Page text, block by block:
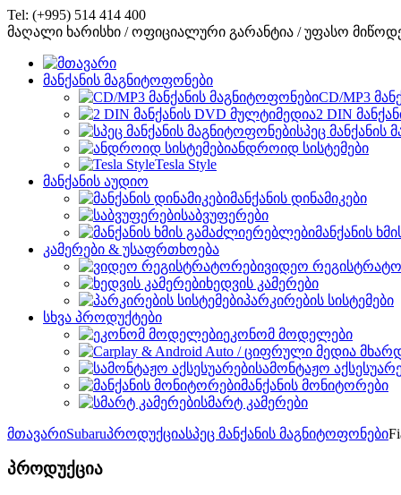
Tel: (+995) 514 414 400
მაღალი ხარისხი / ოფიციალური გარანტია / უფასო
მანქანის მაგნიტოფონები
CD/MP3
2 DIN
სპეც მანქანის
ანდროიდ სისტემები
Tesla Style
მანქანის აუდიო
მანქანის დინამიკები
საბვუფერები
მანქანის
კამერები & უსაფრთხოება
ვიდეო
ხედვის კამერები
პარკირების სისტემები
სხვა პროდუქტები
ეკონომ მოდელები
სამონტაჟო
მანქანის მონიტორები
სმარტ კამერები
მთავარიSubaruპროდუქციასპეც მანქანის მაგნიტოფონები
პროდუქცია